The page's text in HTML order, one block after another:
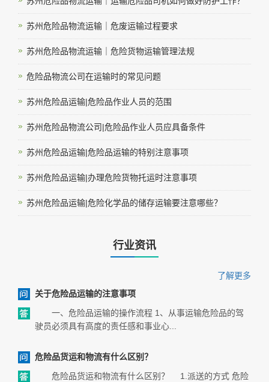
苏州危险品物流运输｜危废运输过程要求
苏州危险品物流运输｜危险货物运输管理法规
危险品物流公司在运输时的常见问题
苏州危险品运输|危险品作业人员的范围
苏州危险品物流公司|危险品作业人员应具备条件
苏州危险品运输|危险品运输的特别注意事项
苏州危险品运输|办理危险货物托运时注意事项
苏州危险品运输|危险化学品的储存运输要注意哪些？
行业资讯
了解更多
关于危险品运输的注意事项
一、危险品运输的操作流程 1、从事运输危险品的驾
驶员必须具有高度的责任感和事业心...
危险品货运和物流有什么区别？
危险品货运和物流有什么区别？ 1.派送的方式 危险